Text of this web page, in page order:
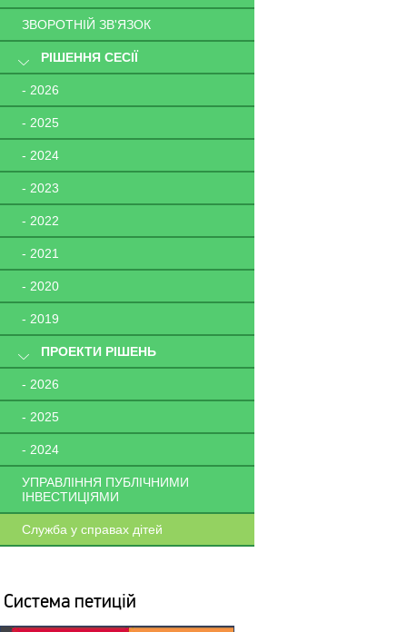
ЗВОРОТНІЙ ЗВ'ЯЗОК
РІШЕННЯ СЕСІЇ
- 2026
- 2025
- 2024
- 2023
- 2022
- 2021
- 2020
- 2019
ПРОЕКТИ РІШЕНЬ
- 2026
- 2025
- 2024
УПРАВЛІННЯ ПУБЛІЧНИМИ
ІНВЕСТИЦІЯМИ
Служба у справах дітей
Система петицій